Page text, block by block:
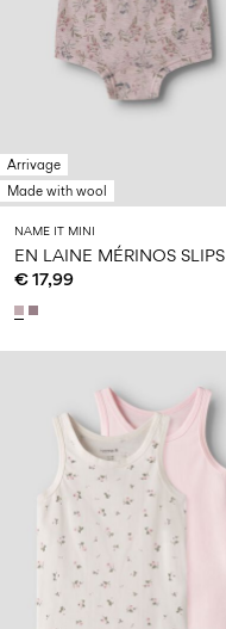
Arrivage
Made with wool
NAME IT MINI
EN LAINE MÉRINOS SLIPS
€ 17,99